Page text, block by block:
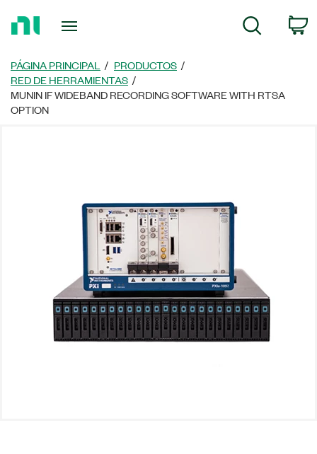
página
principal
Búsqueda
PÁGINA PRINCIPAL
PRODUCTOS
RED DE HERRAMIENTAS
MUNIN IF WIDEBAND RECORDING SOFTWARE WITH RTSA
OPTION